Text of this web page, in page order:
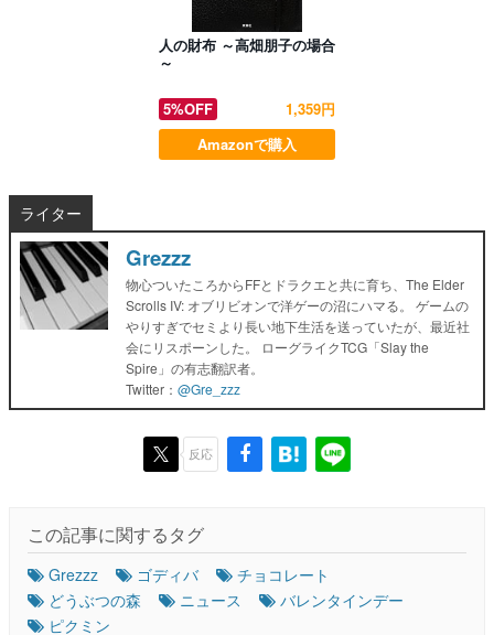
人の財布 ～高畑朋子の場合
～
5%OFF
1,359円
Amazonで購入
ライター
Grezzz
物心ついたころからFFとドラクエと共に育ち、The Elder
Scrolls IV: オブリビオンで洋ゲーの沼にハマる。 ゲームの
やりすぎでセミより長い地下生活を送っていたが、最近社
会にリスポーンした。 ローグライクTCG「Slay the
Spire」の有志翻訳者。
Twitter： @Gre_zzz
反応
この記事に関するタグ
Grezzz ゴディバ
チョコレート
どうぶつの森
ニュース
バレンタインデー
ピクミン